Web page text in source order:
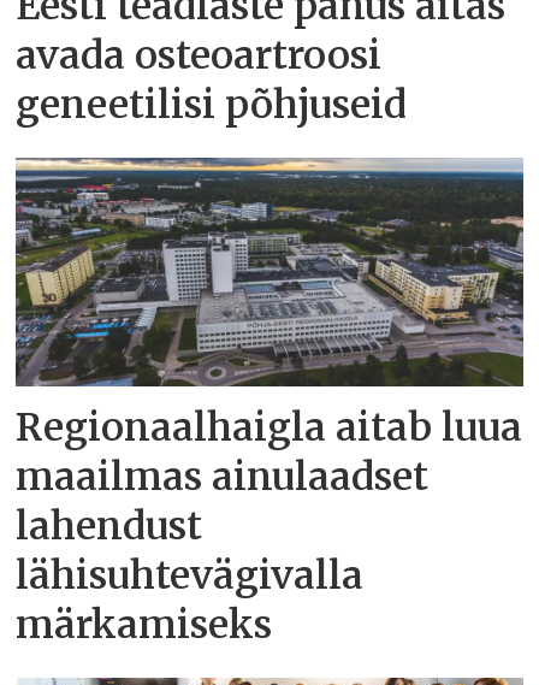
avada osteoartroosi
geneetilisi põhjuseid
Regionaalhaigla aitab luua
maailmas ainulaadset
lahendust
lähisuhtevägivalla
märkamiseks